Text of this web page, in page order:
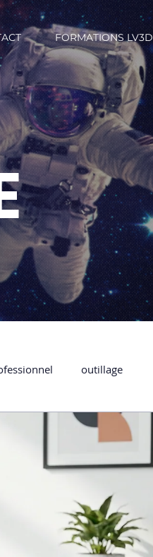
FORMATIONS LV3D
outillage
3D CREALITY
3D CPF CREALITY,